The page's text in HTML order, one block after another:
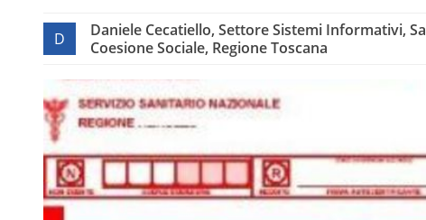
D
Daniele Cecatiello, Settore Sistemi Informativi,
Coesione Sociale, Regione Toscana